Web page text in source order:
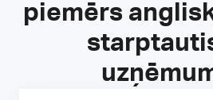
piemērs